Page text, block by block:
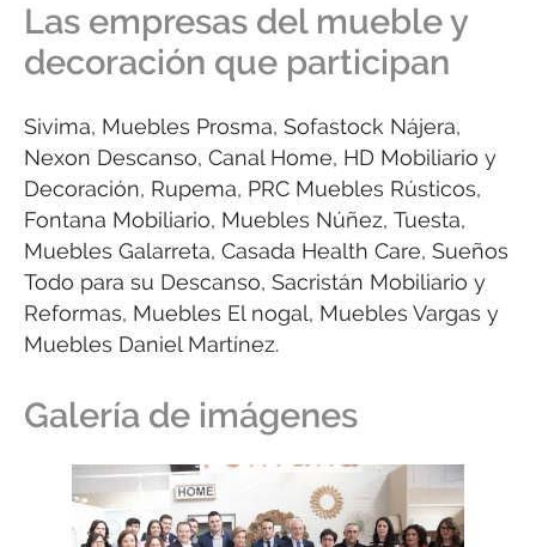
Las empresas del mueble y
decoración que participan
Sivima, Muebles Prosma, Sofastock Nájera,
Nexon Descanso, Canal Home, HD Mobiliario y
Decoración, Rupema, PRC Muebles Rústicos,
Fontana Mobiliario, Muebles Núñez, Tuesta,
Muebles Galarreta, Casada Health Care, Sueños
Todo para su Descanso, Sacristán Mobiliario y
Reformas, Muebles El nogal, Muebles Vargas y
Muebles Daniel Martínez.
Galería de imágenes